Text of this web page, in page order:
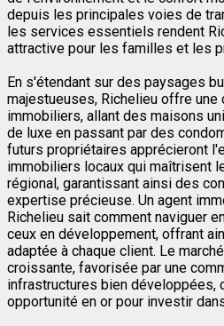
depuis les principales voies de
les services essentiels rendent
attractive pour les familles et les
En s'étendant sur des paysages
majestueuses, Richelieu offre
immobiliers, allant des maisons
de luxe en passant par des
futurs propriétaires apprécieront
immobiliers locaux qui maîtrisent
régional, garantissant ainsi des
expertise précieuse. Un agent
Richelieu sait comment naviguer
ceux en développement, offrant
adaptée à chaque client. Le
croissante, favorisée par une
infrastructures bien développées,
opportunité en or pour investir